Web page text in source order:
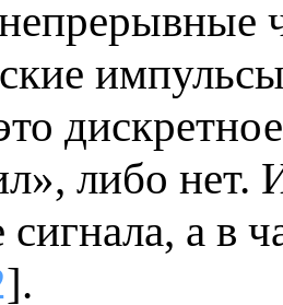
либо нет.
сигнала, а в
].